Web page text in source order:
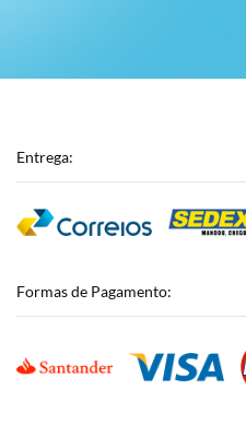
Entrega:
Formas de Pagamento: